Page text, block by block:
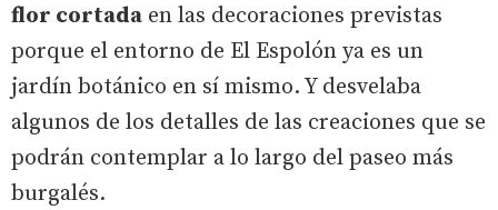
flor cortada en las decoraciones previstas
porque el entorno de El Espolón ya es un
jardín botánico en sí mismo. Y desvelaba
algunos de los detalles de las creaciones que se
podrán contemplar a lo largo del paseo más
burgalés.